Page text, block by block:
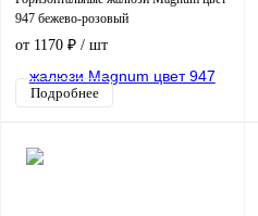
947 бежево-розовый
от 1170 ₽ / шт
Подробнее